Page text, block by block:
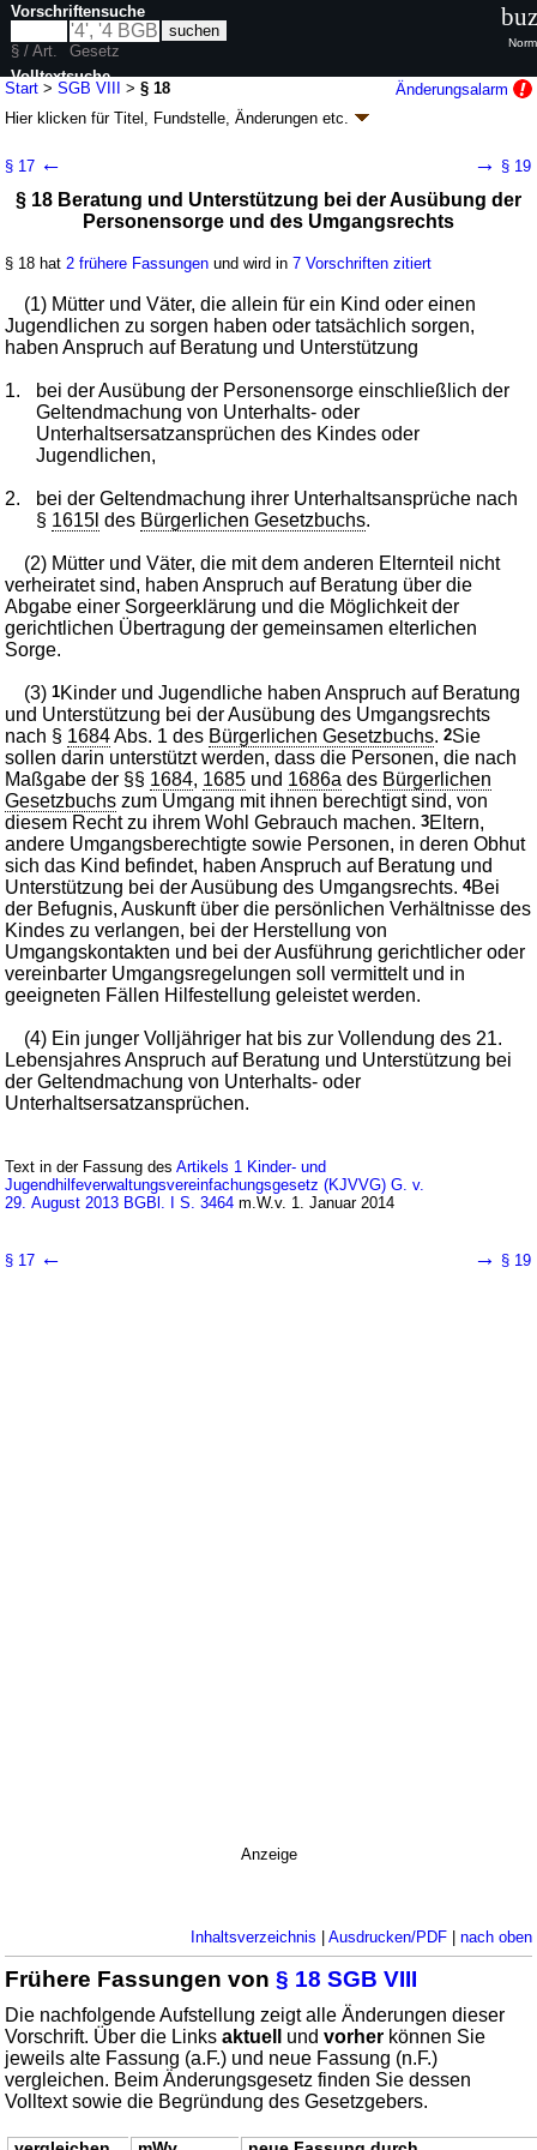
Start >SGB VIII >§ 18
Änderungsalarm
Hier klicken fürTitel, Fundstelle, Änderungen etc.
(VIII) Kinder- und Jugendhilfe (SGB VIII)
neugefasst durch B. v. 11.09.2012BGBl. I S. 2022 ; zuletzt geändert durch
G. v. 23.04.2026BGBl. 2026 I Nr. 111
74 weitere Fassungen | Drucksachen / Entwurf / Begründung
wird in 236 Vorschriften zitiert
Zweites Kapitel Leistungen der Jugendhilfe
Zweiter Abschnitt Förderung der Erziehung in der
§ 17 ← → § 19
§ 18 Beratung und Unterstützung bei der Ausübung der
Personensorge und des Umgangsrechts
§ 18 hat 2 frühere Fassungen und wird in7 Vorschriften zitiert
(1) Mütter und Väter, die allein für ein Kind oder einen
Jugendlichen zu sorgen haben oder tatsächlich sorgen,
haben Anspruch auf Beratung und Unterstützung
1.
bei der Ausübung der Personensorge einschließlich der
Geltendmachung von Unterhalts- oder
Unterhaltsersatzansprüchen des Kindes oder
Jugendlichen,
2.
bei der Geltendmachung ihrer Unterhaltsansprüche nach
§ 1615l des Bürgerlichen Gesetzbuchs.
(2) Mütter und Väter, die mit dem anderen Elternteil nicht
verheiratet sind, haben Anspruch auf Beratung über die
Abgabe einer Sorgeerklärung und die Möglichkeit der
gerichtlichen Übertragung der gemeinsamen elterlichen
Sorge.
(3)1Kinder und Jugendliche haben Anspruch auf Beratung
und Unterstützung bei der Ausübung des Umgangsrechts
nach § 1684Abs. 1 des Bürgerlichen Gesetzbuchs.2Sie
sollen darin unterstützt werden, dass die Personen, die nach
Maßgabe der §§ 1684, 1685 und 1686a des Bürgerlichen
Gesetzbuchs zum Umgang mit ihnen berechtigt sind, von
diesem Recht zu ihrem Wohl Gebrauch machen.3Eltern,
andere Umgangsberechtigte sowie Personen, in deren Obhut
sich das Kind befindet, haben Anspruch auf Beratung und
Unterstützung bei der Ausübung des Umgangsrechts.4Bei
der Befugnis, Auskunft über die persönlichen Verhältnisse des
Kindes zu verlangen, bei der Herstellung von
Umgangskontakten und bei der Ausführung gerichtlicher oder
vereinbarter Umgangsregelungen soll vermittelt und in
geeigneten Fällen Hilfestellung geleistet werden.
(4) Ein junger Volljähriger hat bis zur Vollendung des 21.
Lebensjahres Anspruch auf Beratung und Unterstützung bei
der Geltendmachung von Unterhalts- oder
Unterhaltsersatzansprüchen.
Text in der Fassung desArtikels 1 Kinder- und
Jugendhilfeverwaltungsvereinfachungsgesetz (KJVVG) G. v.
29. August 2013 BGBl. I S. 3464 m.W.v. 1. Januar 2014
§ 17 ← → § 19
Anzeige
Inhaltsverzeichnis | Ausdrucken/PDF| nach oben
Frühere Fassungen von§ 18 SGB VIII
Die nachfolgende Aufstellung zeigt alle Änderungen dieser
Vorschrift. Über die Linksaktuell undvorher können Sie
jeweils alte Fassung (a.F.) und neue Fassung (n.F.)
vergleichen. Beim Änderungsgesetz finden Sie dessen
Volltext sowie die Begründung des Gesetzgebers.
Vorschriftensuche
§ / Art.
Gesetz
Volltextsuche
nur in SGB VIII